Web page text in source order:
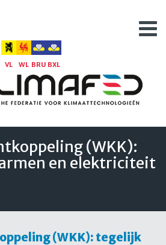
VL WL BRU BXL
(WKK):
en elektriciteit
(WKK): tegelijk